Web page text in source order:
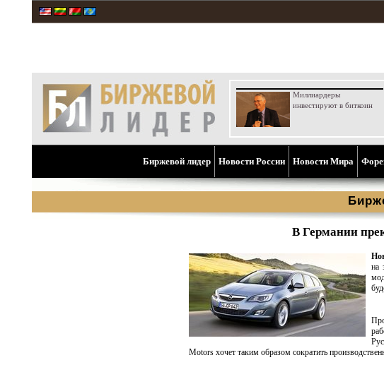
Миллиардеры
инвестируют в биткоин
Биржевой лидер Новости России Новости Мира
В Германии
на
Motors хочет таким образом сократить